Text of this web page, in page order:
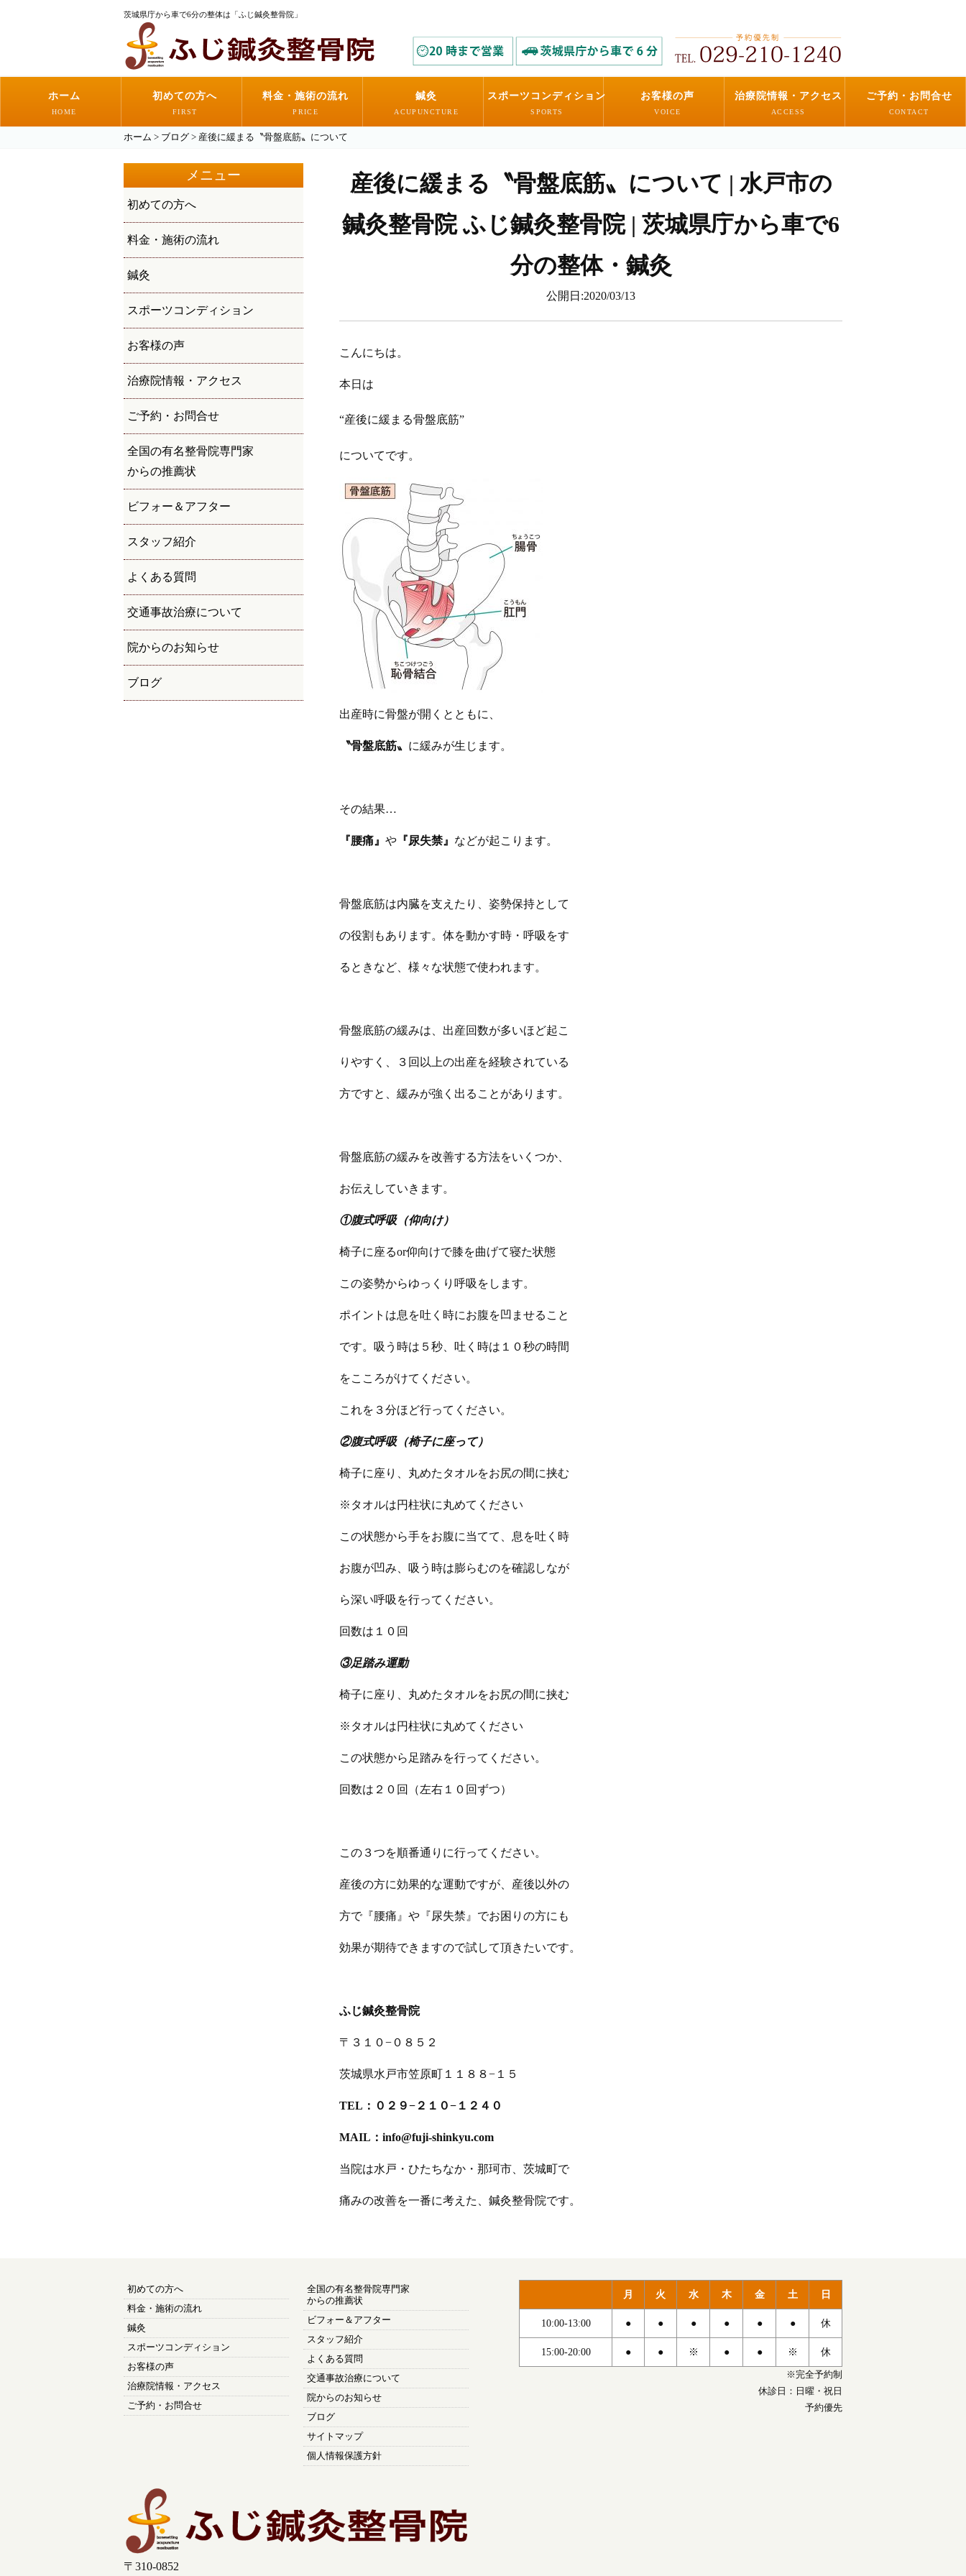
茨城県庁から車で6分の整体は「ふじ鍼灸整骨院」
ホーム
HOME
初めての方へ
FIRST
料金・施術の流れ
PRICE
鍼灸
ACUPUNCTURE
スポーツコンディション
SPORTS
お客様の声
VOICE
治療院情報・アクセス
ACCESS
ご予約・お問合せ
CONTACT
ホーム > ブログ > 産後に緩まる〝骨盤底筋〟について
メニュー
初めての方へ
料金・施術の流れ
鍼灸
スポーツコンディション
お客様の声
治療院情報・アクセス
ご予約・お問合せ
全国の有名整骨院専門家
からの推薦状
ビフォー＆アフター
スタッフ紹介
よくある質問
交通事故治療について
院からのお知らせ
ブログ
産後に緩まる〝骨盤底筋〟について | 水戸市の
鍼灸整骨院 ふじ鍼灸整骨院 | 茨城県庁から車で6
分の整体・鍼灸
公開日:2020/03/13
こんにちは。
本日は
“産後に緩まる骨盤底筋”
についてです。
出産時に骨盤が開くとともに、
〝骨盤底筋〟 に緩みが生じます。
その結果…
『腰痛』 や 『尿失禁』 などが起こります。
骨盤底筋は内臓を支えたり、姿勢保持として
の役割もあります。体を動かす時・呼吸をす
るときなど、様々な状態で使われます。
骨盤底筋の緩みは、出産回数が多いほど起こ
りやすく、３回以上の出産を経験されている
方ですと、緩みが強く出ることがあります。
骨盤底筋の緩みを改善する方法をいくつか、
お伝えしていきます。
①腹式呼吸（仰向け）
椅子に座るor仰向けで膝を曲げて寝た状態
この姿勢からゆっくり呼吸をします。
ポイントは息を吐く時にお腹を凹ませること
です。吸う時は５秒、吐く時は１０秒の時間
をこころがけてください。
これを３分ほど行ってください。
②腹式呼吸（椅子に座って）
椅子に座り、丸めたタオルをお尻の間に挟む
※タオルは円柱状に丸めてください
この状態から手をお腹に当てて、息を吐く時
お腹が凹み、吸う時は膨らむのを確認しなが
ら深い呼吸を行ってください。
回数は１０回
③足踏み運動
椅子に座り、丸めたタオルをお尻の間に挟む
※タオルは円柱状に丸めてください
この状態から足踏みを行ってください。
回数は２０回（左右１０回ずつ）
この３つを順番通りに行ってください。
産後の方に効果的な運動ですが、産後以外の
方で『腰痛』や『尿失禁』でお困りの方にも
効果が期待できますので試して頂きたいです。
ふじ鍼灸整骨院
〒３１０−０８５２
茨城県水戸市笠原町１１８８−１５
TEL：０２９−２１０−１２４０
MAIL：info@fuji-shinkyu.com
当院は水戸・ひたちなか・那珂市、茨城町で
痛みの改善を一番に考えた、鍼灸整骨院です。
初めての方へ
料金・施術の流れ
鍼灸
スポーツコンディション
お客様の声
治療院情報・アクセス
ご予約・お問合せ
全国の有名整骨院専門家
からの推薦状
ビフォー＆アフター
スタッフ紹介
よくある質問
交通事故治療について
院からのお知らせ
ブログ
サイトマップ
個人情報保護方針
〒310-0852
月 火 水 木 金 土 日
10:00-13:00 ● ● ● ● ● ● 休
15:00-20:00 ● ● ※ ● ● ※ 休
※完全予約制
休診日：日曜・祝日
予約優先